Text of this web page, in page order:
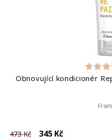
Obnovující kondicionér
473 Kč 345 Kč